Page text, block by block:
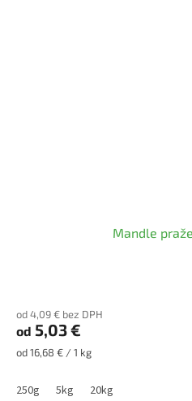
Mandle
od 4,09 € bez DPH
od 5,03 €
Jednotková
od 16,68 € / 1 kg
250g 5kg 20kg